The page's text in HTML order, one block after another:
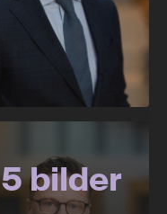
5 bilder